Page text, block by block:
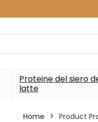
Proteine del siero
latte
Home Product